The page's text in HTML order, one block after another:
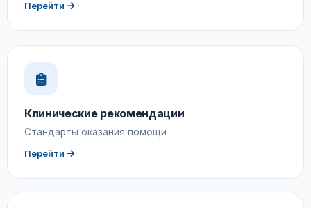
Перейти
Клинические рекомендации
Стандарты оказания помощи
Перейти